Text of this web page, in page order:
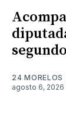
24 MORELOS
agosto 6, 2026